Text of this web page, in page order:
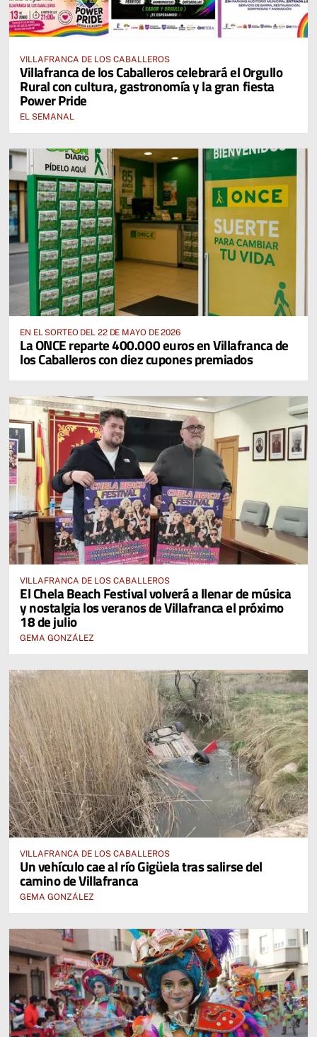
VILLAFRANCA DE LOS CABALLEROS
Villafranca de los Caballeros celebrará el Orgullo
Rural con cultura, gastronomía y la gran fiesta
Power Pride
EL SEMANAL
EN EL SORTEO DEL 22 DE MAYO DE 2026
La ONCE reparte 400.000 euros en Villafranca de
los Caballeros con diez cupones premiados
VILLAFRANCA DE LOS CABALLEROS
El Chela Beach Festival volverá a llenar de música
y nostalgia los veranos de Villafranca el próximo
18 de julio
GEMA GONZÁLEZ
VILLAFRANCA DE LOS CABALLEROS
Un vehículo cae al río Gigüela tras salirse del
camino de Villafranca
GEMA GONZÁLEZ